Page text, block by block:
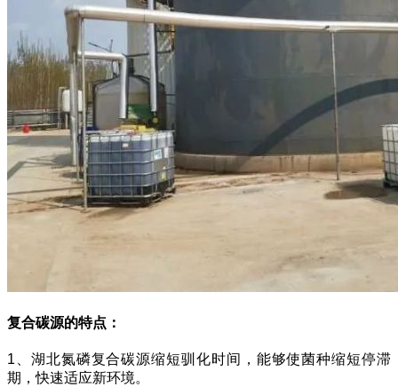
复合碳源的特点：
1、湖北氮磷复合碳源缩短驯化时间，能够使菌种缩短停滞
期，快速适应新环境。